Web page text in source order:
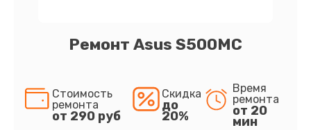
Ремонт Asus S500MC
Стоимость
ремонта
от 290 руб
Скидка
до
20%
Время
ремонта
от 20
мин